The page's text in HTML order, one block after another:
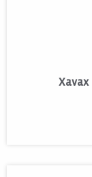
Xavax